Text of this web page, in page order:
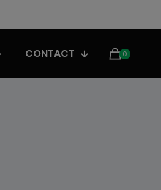
CONTACT 0